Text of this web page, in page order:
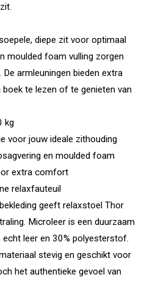
diepe zit voor optimaal
moulded foam vulling zorgen
armleuningen bieden extra
te lezen of te genieten van
kg
voor jouw ideale zithouding
en moulded foam
extra comfort
relaxfauteuil
geeft relaxstoel Thor
Microleer is een duurzaam
leer en 30% polyesterstof.
stevig en geschikt voor
het authentieke gevoel van